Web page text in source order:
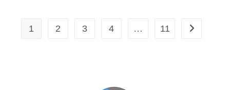
1 2 3 4 … 11 Aller à la